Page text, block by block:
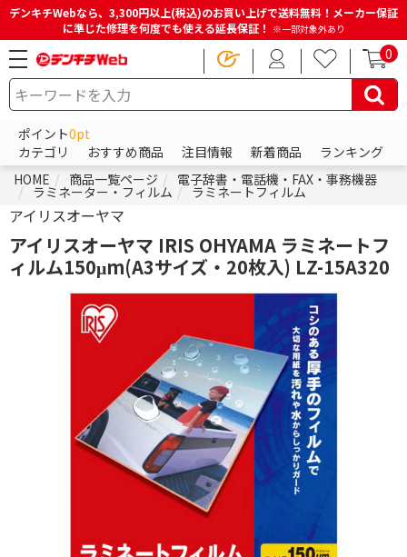
デンキチWebなら、3,300円以上(税込)のお買い上げで送料無料！メーカー保証
に準じた修理を何度でも使える延長保証！ ※一部対象外あり
0
ポイント0pt
カテゴリ
おすすめ商品 注目情報 新着商品
ランキング
HOME
商品一覧ページ 電子辞書・電話機・FAX・事務機器
ラミネーター・フィルム ラミネートフィルム
アイリスオーヤマ
アイリスオーヤマ IRIS OHYAMA ラミネートフ
ィルム150μm(A3サイズ・20枚入) LZ-15A320